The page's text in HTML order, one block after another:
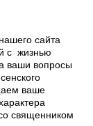
сайта
с жизнью
ваши вопросы
ваше
священником